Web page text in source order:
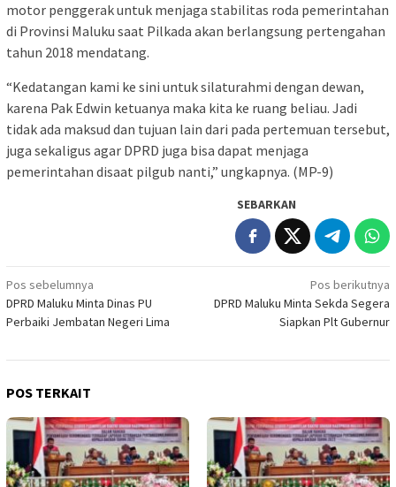
motor penggerak untuk menjaga stabilitas roda pemerintahan
di Provinsi Maluku saat Pilkada akan berlangsung pertengahan
tahun 2018 mendatang.
“Kedatangan kami ke sini untuk silaturahmi dengan dewan,
karena Pak Edwin ketuanya maka kita ke ruang beliau. Jadi
tidak ada maksud dan tujuan lain dari pada pertemuan tersebut,
juga sekaligus agar DPRD juga bisa dapat menjaga
pemerintahan disaat pilgub nanti,” ungkapnya. (MP-9)
SEBARKAN
Navigasi
pos
Pos sebelumnya
DPRD Maluku Minta Dinas PU
Perbaiki Jembatan Negeri Lima
Pos berikutnya
DPRD Maluku Minta Sekda Segera
Siapkan Plt Gubernur
POS TERKAIT